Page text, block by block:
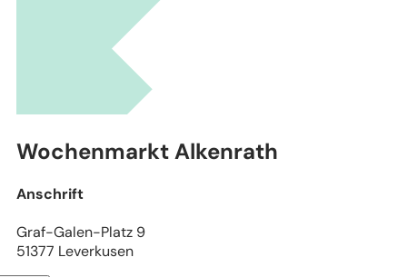
Stadtplanwerk Ruhrgebiet 2.0 © Regionalverband Ruhr und
(Lizenz: dl-de/by-2-0), Datengrundlagen: ALKIS, ATKIS - Land NRW/Katasterämter
Wochenmarkt Alkenrath
Anschrift
Graf-Galen-Platz 9
51377 Leverkusen